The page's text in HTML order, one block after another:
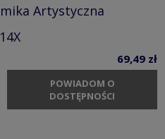
Artystyczna
69,49 zł
POWIADOM O
DOSTĘPNOŚCI